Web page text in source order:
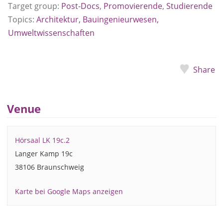
Target group: Post-Docs, Promovierende, Studierende
Topics: Architektur, Bauingenieurwesen,
Umweltwissenschaften
Share
Venue
Hörsaal LK 19c.2
Langer Kamp 19c
38106 Braunschweig
Karte bei Google Maps anzeigen